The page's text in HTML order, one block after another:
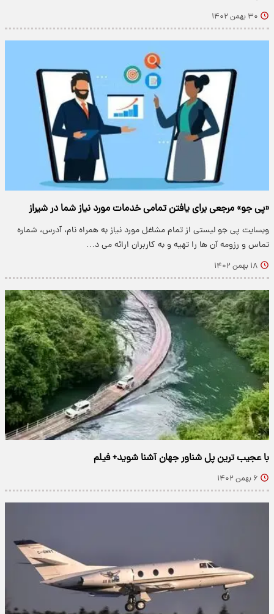
۳۰ بهمن ۱۴۰۲
«پی جو» مرجعی برای یافتن تمامی خدمات مورد نیاز شما در شیراز
وبسایت پی جو لیستی از تمام مشاغل مورد نیاز به همراه نام، آدرس، شماره
تماس و رزومه آن ها را تهیه و به کاربران ارائه می د…
۱۸ بهمن ۱۴۰۲
با عجیب ترین پل شناور جهان آشنا شوید+ فیلم
۶ بهمن ۱۴۰۲